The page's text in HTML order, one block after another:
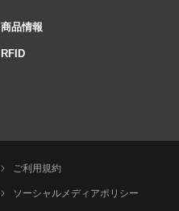
商品情報
RFID
ご利用規約
ソーシャルメディアポリシー